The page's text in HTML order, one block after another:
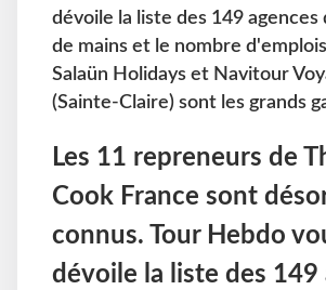
dévoile la liste des 149 agences
de mains et le nombre
Salaün Holidays et Navitour
(Sainte-Claire) sont les grands
Les 11 repreneurs de
Cook France sont
connus. Tour Hebdo
dévoile la liste des 149